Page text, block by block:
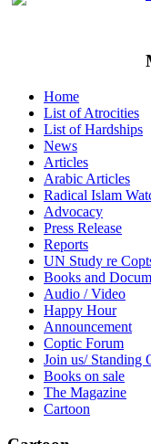
Home
List of Atrocities
List of Hardships
News
Articles
Arabic Articles
Radical Islam
Advocacy
Press Release
Reports
UN Study re
Books and
Audio / Video
Happy Hour
Announcement
Coptic Forum
Join us/ Standing
Books on sale
The Magazine
Cartoon